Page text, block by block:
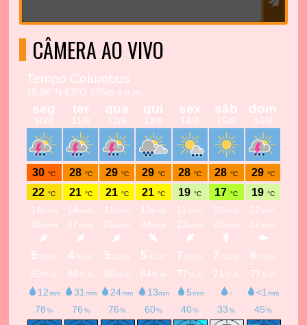
CÂMERA AO VIVO